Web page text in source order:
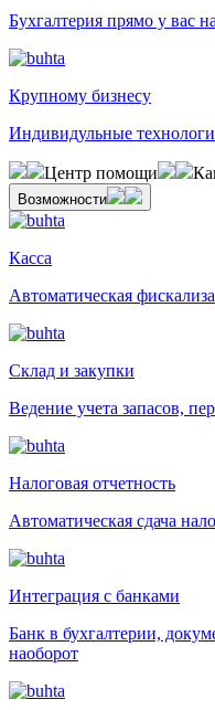
Бухгалтерия прямо у вас
Крупному бизнесу
Индивидульные
Центр помощи
Возможности
Касса
Автоматическая
Склад и закупки
Ведение учета запасов,
Налоговая отчетность
Автоматическая сдача
Интеграция с банками
Банк в бухгалтерии,
наоборот